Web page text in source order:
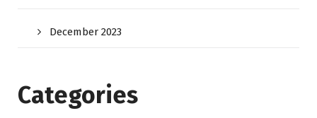
December 2023
Categories